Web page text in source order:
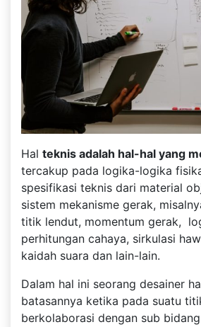
Hal teknis adalah hal-hal yang
tercakup pada logika-logika
spesifikasi teknis dari material
sistem mekanisme gerak,
titik lendut, momentum gerak,
perhitungan cahaya, sirkulasi
kaidah suara dan lain-lain.
Dalam hal ini seorang desainer
batasannya ketika pada suatu
berkolaborasi dengan sub